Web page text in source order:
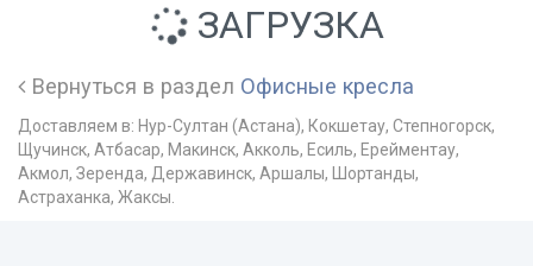
ЗАГРУЗКА
Вернуться в раздел Офисные кресла
Доставляем в: Нур-Султан (Астана), Кокшетау, Степногорск,
Щучинск, Атбасар, Макинск, Акколь, Есиль, Ерейментау,
Акмол, Зеренда, Державинск, Аршалы, Шортанды,
Астраханка, Жаксы.